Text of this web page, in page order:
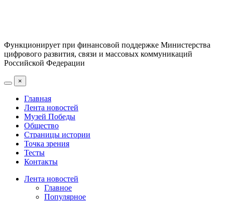
Функционирует при финансовой поддержке Министерства
цифрового развития, связи и массовых коммуникаций
Российской Федерации
×
Главная
Лента новостей
Музей Победы
Общество
Страницы истории
Точка зрения
Тесты
Контакты
Лента новостей
Главное
Популярное